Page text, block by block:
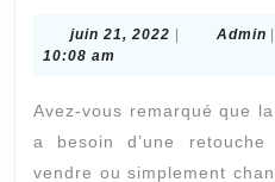
juin 21, 2022 juin
Admin
10:08 am
Avez-vous remarqué que
a besoin d’une
vendre ou simplement